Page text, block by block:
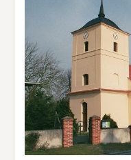
Infobrief abonnieren
Kunst & Kultur
Förderung & Spenden
Über uns